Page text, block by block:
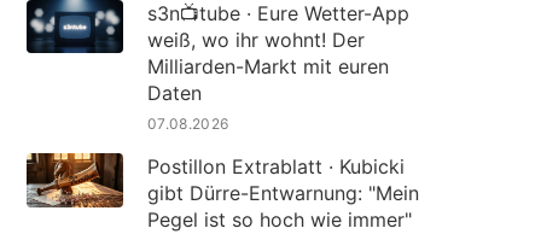
s3n📺tube · Eure Wetter-App
weiß, wo ihr wohnt! Der
Milliarden-Markt mit euren
Daten
07.08.2026
Postillon Extrablatt · Kubicki
gibt Dürre-Entwarnung: "Mein
Pegel ist so hoch wie immer"